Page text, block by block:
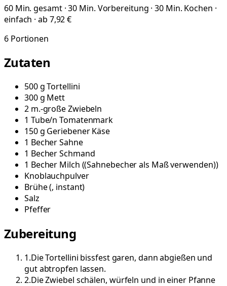
60 Min. gesamt · 30 Min. Vorbereitung · 30 Min. Kochen ·
einfach · ab 7,92 €
6 Portionen
Zutaten
500gTortellini
300g Mett
2 m.-großeZwiebeln
1 Tube/nTomatenmark
150g Geriebener Käse
1 BecherSahne
1 BecherSchmand
1 Becher Milch ((Sahnebecher als Maß verwenden))
Knoblauchpulver
Brühe(, instant)
Salz
Pfeffer
Zubereitung
1.Die Tortellini bissfest garen, dann abgießen und
gut abtropfen lassen.
2.Die Zwiebel schälen, würfeln und in einer Pfanne